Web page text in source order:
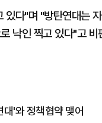
다"며 "방탄연대는
낙인 찍고 있다"고 비
'와 정책협약 맺어